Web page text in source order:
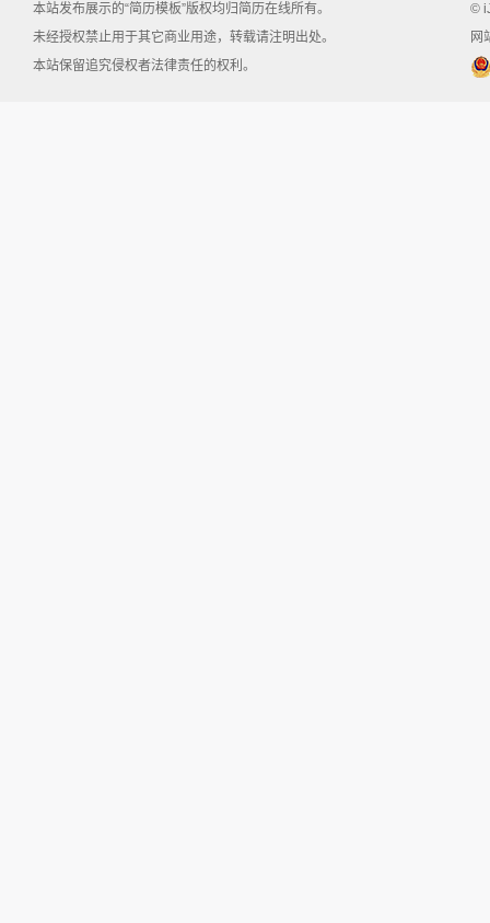
本站发布展示的“简历模板”版权均归简历在线所有。
未经授权禁止用于其它商业用途，转载请注明出处。
本站保留追究侵权者法律责任的权利。
©
网